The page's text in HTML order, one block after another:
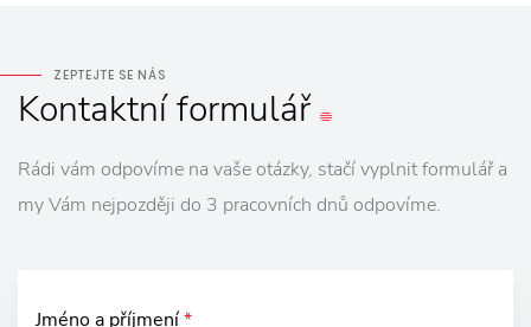
ZEPTEJTE SE NÁS
Kontaktníformulář
Rádi vám odpovíme na vaše otázky, stačí vyplnit formulář a
my Vám nejpozději do 3 pracovních dnů odpovíme.
Jméno a příjmení*